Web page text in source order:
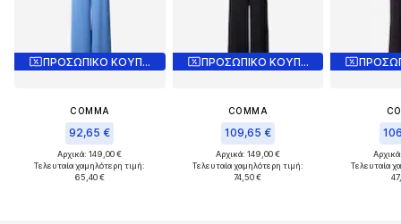
ΠΡΟΣΩΠΙΚΟ ΚΟΥΠΟΝΙ
COMMA
92,65 €
Αρχικά: 149,00 €
Τελευταία χαμηλότερη τιμή:
65,40 €
ΠΡΟΣΩΠΙΚΟ ΚΟΥΠΟΝΙ
COMMA
109,65 €
Αρχικά: 149,00 €
Τελευταία χαμηλότερη τιμή:
74,50 €
Τελευταία